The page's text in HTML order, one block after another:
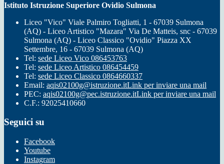
Istituto Istruzione Superiore Ovidio Sulmona
Liceo "Vico" Viale Palmiro Togliatti, 1 - 67039 Sulmona
(AQ) - Liceo Artistico "Mazara" Via De Matteis, snc - 67039
Sulmona (AQ) - Liceo Classico "Ovidio" Piazza XX
Settembre, 16 - 67039 Sulmona (AQ)
Tel: sede Liceo Vico 086453763
Tel: sede Liceo Artistico 086454459
Tel: sede Liceo Classico 0864660337
Email: aqis02100g@istruzione.itLink per inviare una mail
PEC: aqis02100g@pec.istruzione.itLink per inviare una mail
C.F.: 92025410660
Seguici su
Facebook
Youtube
Instagram